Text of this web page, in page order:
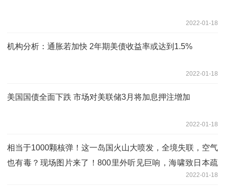
2022-01-18
机构分析：通胀若加快 2年期美债收益率或达到1.5%
2022-01-18
美国国债全面下跌 市场对美联储3月将加息押注增加
2022-01-18
相当于1000颗核弹！这一岛国火山大喷发，全境失联，空气
也有毒？现场图片来了！800里外听见巨响，海啸致日本疏
2022-01-18